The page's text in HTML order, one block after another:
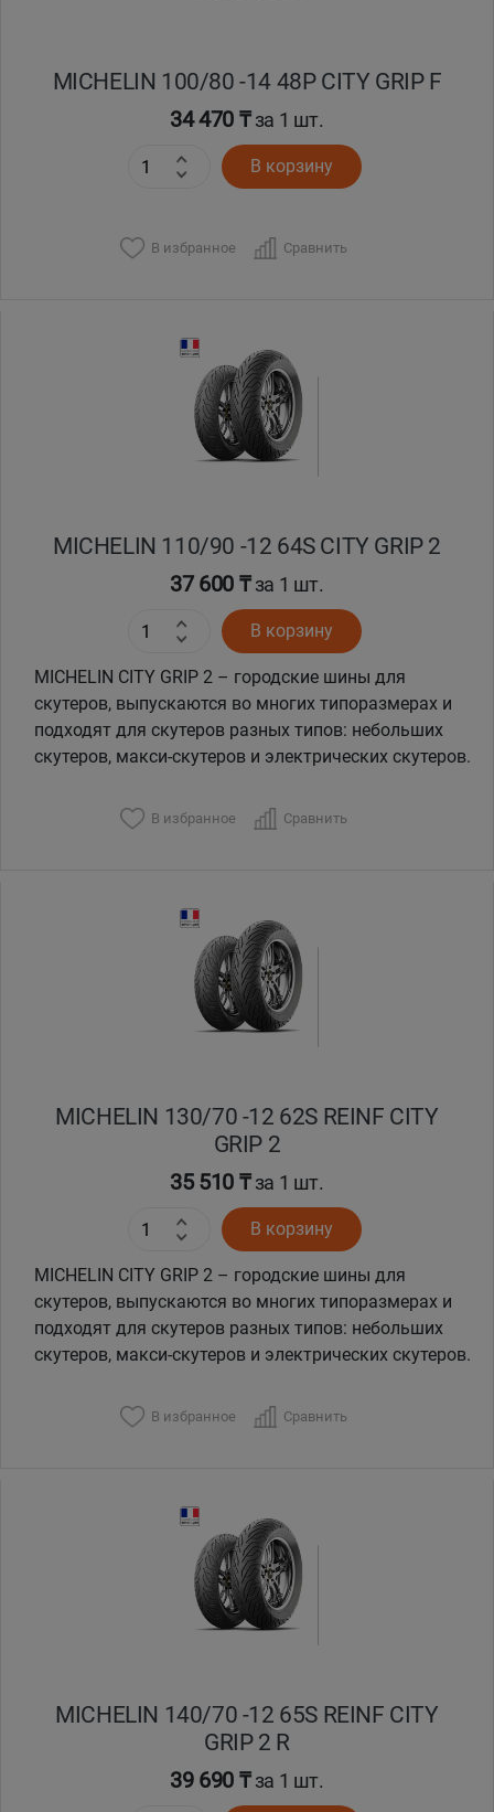
MICHELIN 100/80 -14 48P CITY GRIP F
34 470 ₸за 1 шт.
В корзину
В избранное Сравнить
MICHELIN 110/90 -12 64S CITY GRIP 2
37 600 ₸за 1 шт.
В корзину
MICHELIN CITY GRIP 2 – городские шины для
скутеров, выпускаются во многих типоразмерах и
подходят для скутеров разных типов: небольших
скутеров, макси-скутеров и электрических скутеров.
В избранное Сравнить
MICHELIN 130/70 -12 62S REINF CITY
GRIP 2
35 510 ₸за 1 шт.
В корзину
MICHELIN CITY GRIP 2 – городские шины для
скутеров, выпускаются во многих типоразмерах и
подходят для скутеров разных типов: небольших
скутеров, макси-скутеров и электрических скутеров.
В избранное Сравнить
MICHELIN 140/70 -12 65S REINF CITY
GRIP 2 R
39 690 ₸за 1 шт.